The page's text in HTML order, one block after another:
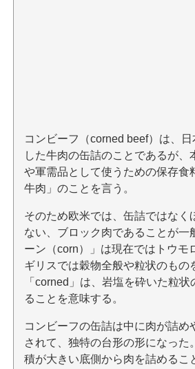
コンビーフ（corned beef）は、
した牛肉の缶詰のことであるが、
や軍需品として使うための保存食
牛肉」のことを言う。
そのため欧米では、缶詰ではなく
ない、ブロック肉であることが一
ーン（corn）」は現在ではトウモ
ギリスでは穀物全般や粒状のもの
「corned」は、岩塩を砕いた粒
ることを意味する。
コンビーフの缶詰は中に肉が詰め
されて、独特の台形の形になった
積が大きい底側から肉を詰めるこ